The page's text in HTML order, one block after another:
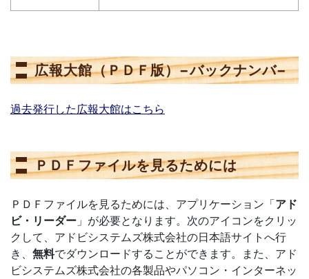
広報大館（ＰＤＦ版）−バックナンバ−
過去発行した広報大館はこちら
ＰＤＦファイルを見るためには
ＰＤＦファイルを見るためには、アプリケーション「アド
ビ・リーダー 」が必要となります。次のアイコンをクリッ
クして、アドビシステムズ株式会社の日本語サイトへ行
き、 無料でダウンロードすることができます。また、アド
ビシステムズ株式会社の各製品やパソコン・インターネッ